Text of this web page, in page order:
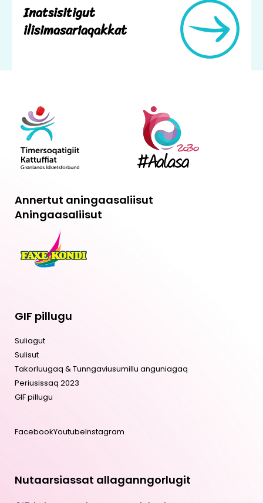
Inatsisitigut
ilisimasariaqakkat
Annertut aningaasaliisut
Aningaasaliisut
GIF pillugu
Suliagut
Sulisut
Takorluugaq & Tunngaviusumillu anguniagaq
Periusissaq 2023
GIF pillugu
FacebookYoutubeInstagram
Nutaarsiassat allaganngorlugit